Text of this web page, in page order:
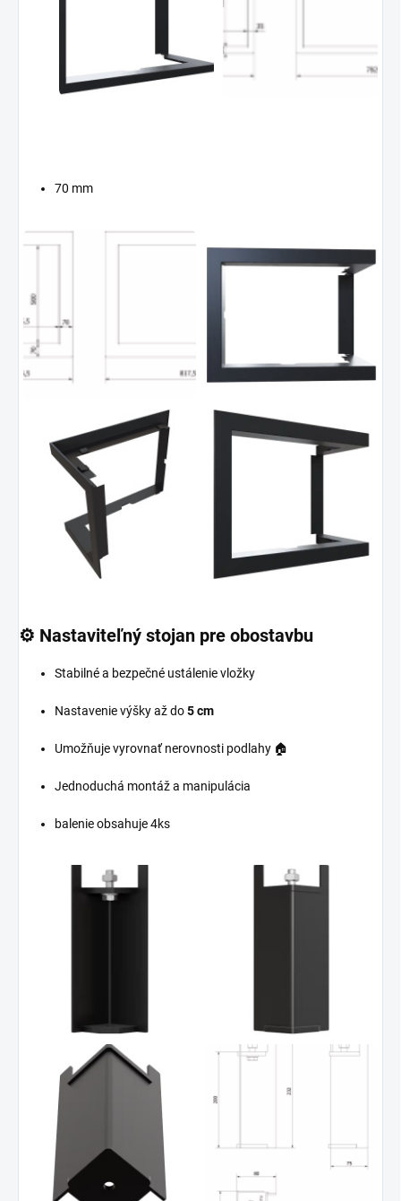
70 mm
⚙️ Nastaviteľný stojan pre obostavbu
Stabilné a bezpečné ustálenie vložky
Nastavenie výšky až do5 cm
Umožňuje vyrovnať nerovnosti podlahy 🏠
Jednoduchá montáž a manipulácia
balenie obsahuje 4ks